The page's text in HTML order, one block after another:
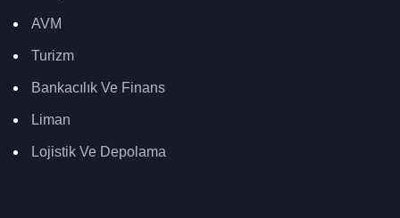
AVM
Turizm
Bankacılık Ve Finans
Liman
Lojistik Ve Depolama